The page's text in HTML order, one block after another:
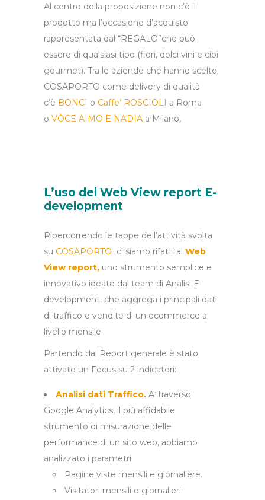
Al centro della proposizione non c’è il
prodotto ma l’occasione d’acquisto
rappresentata dal “REGALO”che può
essere di qualsiasi tipo (fiori, dolci vini e cibi
gourmet). Tra le aziende che hanno scelto
COSAPORTO come delivery di qualità
c’è BONCI o Caffe’ ROSCIOLI a Roma
o VÒCE AIMO E NADIA a Milano,
L’uso del Web View report E-
development
Ripercorrendo le tappe dell’attività svolta
su COSAPORTO ci siamo rifatti al Web
View report, uno strumento semplice e
innovativo ideato dal team di Analisi E-
development, che aggrega i principali dati
di traffico e vendite di un ecommerce a
livello mensile.
Partendo dal Report generale è stato
attivato un Focus su 2 indicatori:
Analisi dati Traffico. Attraverso
Google Analytics, il più affidabile
strumento di misurazione delle
performance di un sito web, abbiamo
analizzato i parametri:
Pagine viste mensili e giornaliere.
Visitatori mensili e giornalieri.